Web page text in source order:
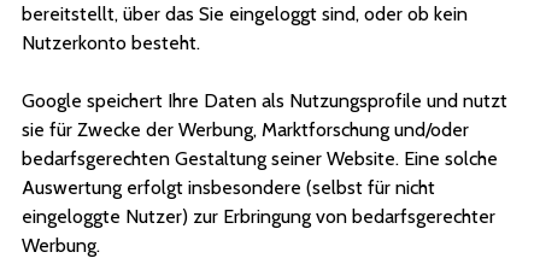
bereitstellt, über das Sie eingeloggt sind, oder ob kein
Nutzerkonto besteht.
Google speichert Ihre Daten als Nutzungsprofile und nutzt
sie für Zwecke der Werbung, Marktforschung und/oder
bedarfsgerechten Gestaltung seiner Website. Eine solche
Auswertung erfolgt insbesondere (selbst für nicht
eingeloggte Nutzer) zur Erbringung von bedarfsgerechter
Werbung.